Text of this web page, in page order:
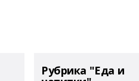
Рубрика "Еда и